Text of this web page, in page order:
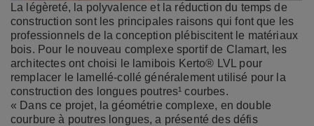
La légèreté, la polyvalence et la réduction du temps de
construction sont les principales raisons qui font que les
professionnels de la conception plébiscitent le matériaux
bois. Pour le nouveau complexe sportif de Clamart, les
architectes ont choisi le lamibois Kerto® LVL pour
remplacer le lamellé-collé généralement utilisé pour la
construction des longues poutres¹ courbes.
« Dans ce projet, la géométrie complexe, en double
courbure à poutres longues, a présenté des défis